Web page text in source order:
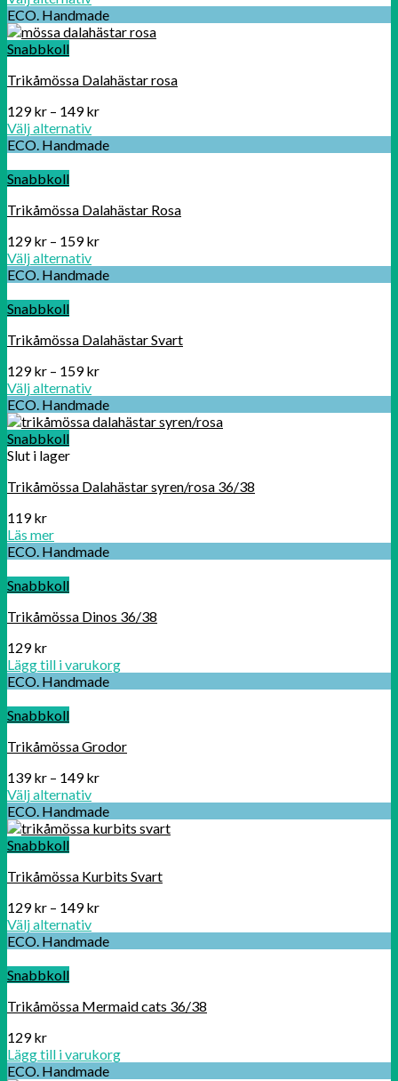
ECO. Handmade
Snabbkoll
Trikåmössa Dalahästar rosa
129kr – 149kr
Välj alternativ
ECO. Handmade
Snabbkoll
Trikåmössa Dalahästar Rosa
129kr – 159kr
Välj alternativ
ECO. Handmade
Snabbkoll
Trikåmössa Dalahästar Svart
129kr – 159kr
Välj alternativ
ECO. Handmade
Snabbkoll
Slut i lager
Trikåmössa Dalahästar syren/rosa 36/38
119kr
Läs mer
ECO. Handmade
Snabbkoll
Trikåmössa Dinos 36/38
129kr
Lägg till i varukorg
ECO. Handmade
Snabbkoll
Trikåmössa Grodor
139kr – 149kr
Välj alternativ
ECO. Handmade
Snabbkoll
Trikåmössa Kurbits Svart
129kr – 149kr
Välj alternativ
ECO. Handmade
Snabbkoll
Trikåmössa Mermaid cats 36/38
129kr
Lägg till i varukorg
ECO. Handmade